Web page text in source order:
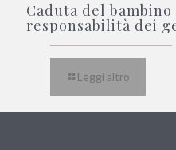
Caduta del
responsabilità dei
Leggi altro